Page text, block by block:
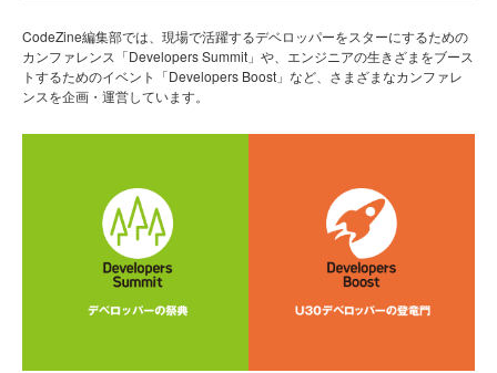
CodeZine編集部では、現場で活躍するデベロッパーをスターにするための
カンファレンス「Developers Summit」や、エンジニアの生きざまをブース
トするためのイベント「Developers Boost」など、さまざまなカンファレ
ンスを企画・運営しています。